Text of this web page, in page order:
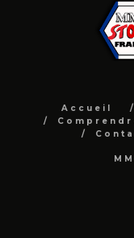
Accueil